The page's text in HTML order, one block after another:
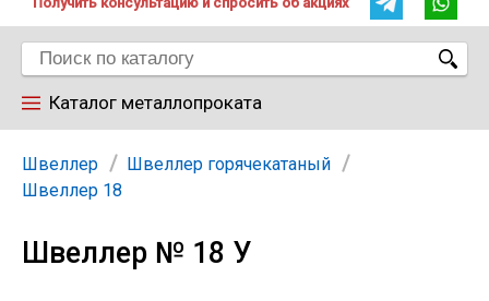
Каталог металлопроката
Арматура
Швеллер
Швеллер горячекатаный
Швеллер 18
Швеллер № 18 У